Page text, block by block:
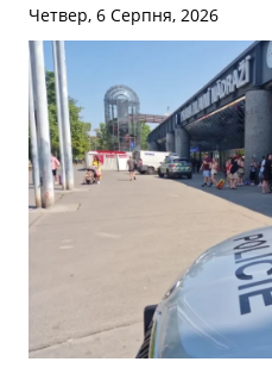
Четвер, 6 Серпня, 2026